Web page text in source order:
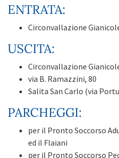
ENTRATA:
Circonvallazione
USCITA:
Circonvallazione
via B. Ramazzini, 80
Salita San Carlo (via
PARCHEGGI:
per il Pronto Soccorso
ed il Flaiani
per il Pronto Soccorso